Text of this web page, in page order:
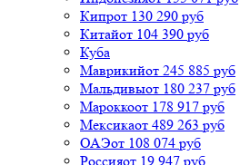
Кипрот 130 290 руб
Китайот 104 390 руб
Куба
Маврикийот 245 885 руб
Мальдивыот 180 237 руб
Мароккоот 178 917 руб
Мексикаот 489 263 руб
ОАЭот 108 074 руб
Россияот 19 947 руб